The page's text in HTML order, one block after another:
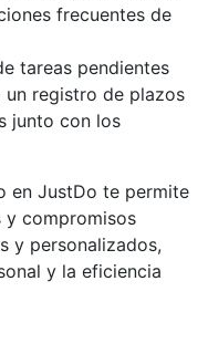
frecuentes de
tareas pendientes
registro de plazos
junto con los
en JustDo te permite
y compromisos
y personalizados,
y la eficiencia